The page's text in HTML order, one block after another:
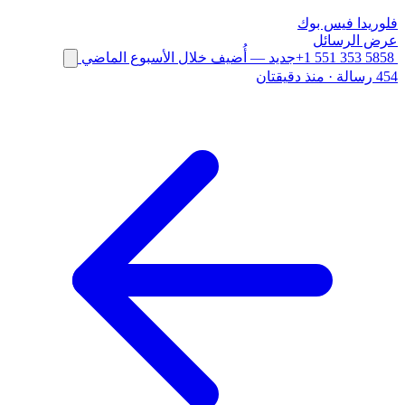
فلوريدا فيس بوك
عرض الرسائل
+1 551 353 5858جديد — أُضيف خلال الأسبوع الماضي
454 رسالة
· منذ دقيقتان